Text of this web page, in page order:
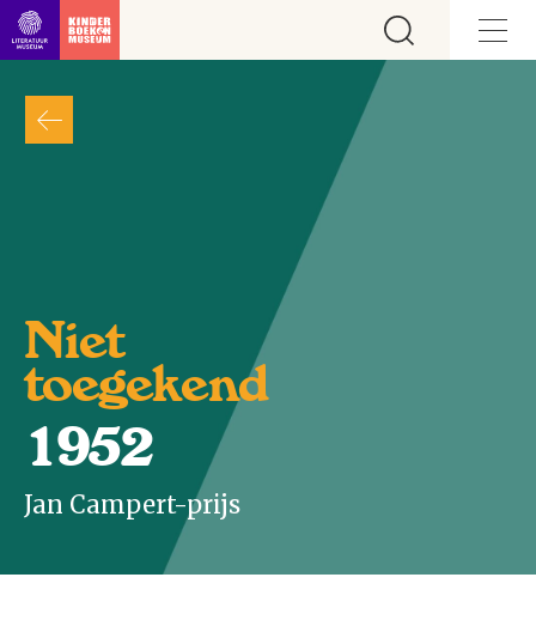
Ga direct naar inhoud
Niet
toegekend
1952
Jan Campert-prijs